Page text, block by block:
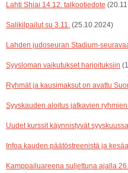
Lahti Shiai 14.12. talkootiedote
Salikilpailut su 3.11. (25.10.2024)
Lahden judoseuran Stadium-
Syysloman vaikutukset harjoituksiin
Ryhmät ja kausimaksut on avattu
Syyskauden aloitus jatkavien
Uudet kurssit käynnistyvät
Infoa kauden päätöstreenistä ja
Kamppailuareena suljettuna ajalla